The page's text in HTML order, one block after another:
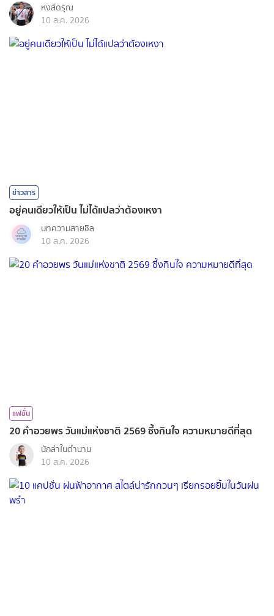
หงส์ดรุณ
10 ส.ค. 2026
ข่าวสาร
อยู่คนเดียวให้เป็น ไม่ได้แปลว่าต้องเหงา
บทความสายชิล
10 ส.ค. 2026
แฟชั่น
20 คำอวยพร วันแม่แห่งชาติ 2569 ซึ้งกินใจ ความหมายดีที่สุด
นักล่าในตำนาน
10 ส.ค. 2026